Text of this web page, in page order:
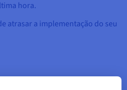
hora.
atrasar a implementação do seu